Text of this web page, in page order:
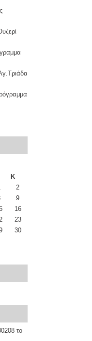
Κ
2
9
16
23
30
το